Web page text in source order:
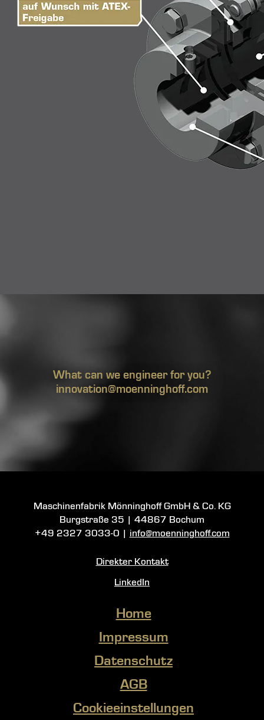
What can we engineer for you?
innovation@moenninghoff.com
Maschinenfabrik Mönninghoff GmbH & Co. KG
Burgstraße 35
44867 Bochum
+49 2327 3033-0
info@moenninghoff.com
Direkter Kontakt
LinkedIn
Home
Impressum
Datenschutz
AGB
Cookieeinstellungen